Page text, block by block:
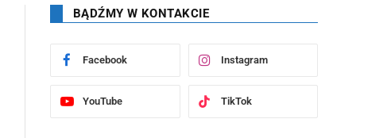
BĄDŹMY W KONTAKCIE
Facebook Instagram
YouTube TikTok